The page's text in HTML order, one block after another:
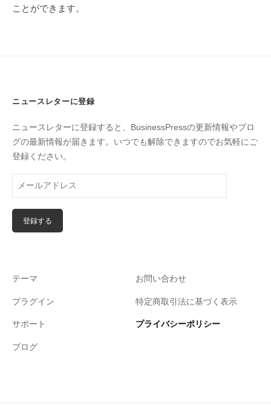
ことができます。
ニュースレターに登録
ニュースレターに登録すると、BusinessPressの更新情報やブロ
グの最新情報が届きます。いつでも解除できますのでお気軽にご
登録ください。
テーマ
プラグイン
サポート
ブログ
お問い合わせ
特定商取引法に基づく表示
プライバシーポリシー